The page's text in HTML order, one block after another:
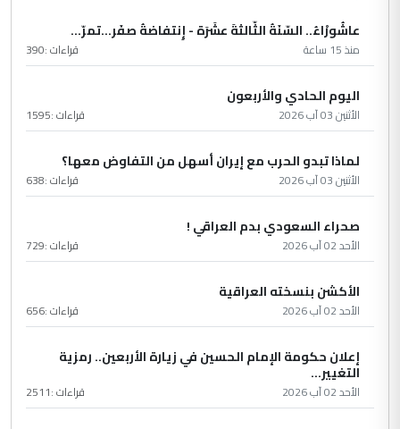
عاشُورْاءُ.. السّنَةُ الثّالثةَ عشَرَة - إِنتفاضةُ صفَر…تمرّ...
منذ 15 ساعة قراءات :390
اليوم الحادي والأربعون
الأثنين 03 آب 2026 قراءات :1595
لماذا تبدو الحرب مع إيران أسهل من التفاوض معها؟
الأثنين 03 آب 2026 قراءات :638
صحراء السعودي بدم العراقي !
الأحد 02 آب 2026 قراءات :729
الأكشن بنسخته العراقية
الأحد 02 آب 2026 قراءات :656
إعلان حكومة الإمام الحسين في زيارة الأربعين.. رمزية
التغيير...
الأحد 02 آب 2026 قراءات :2511